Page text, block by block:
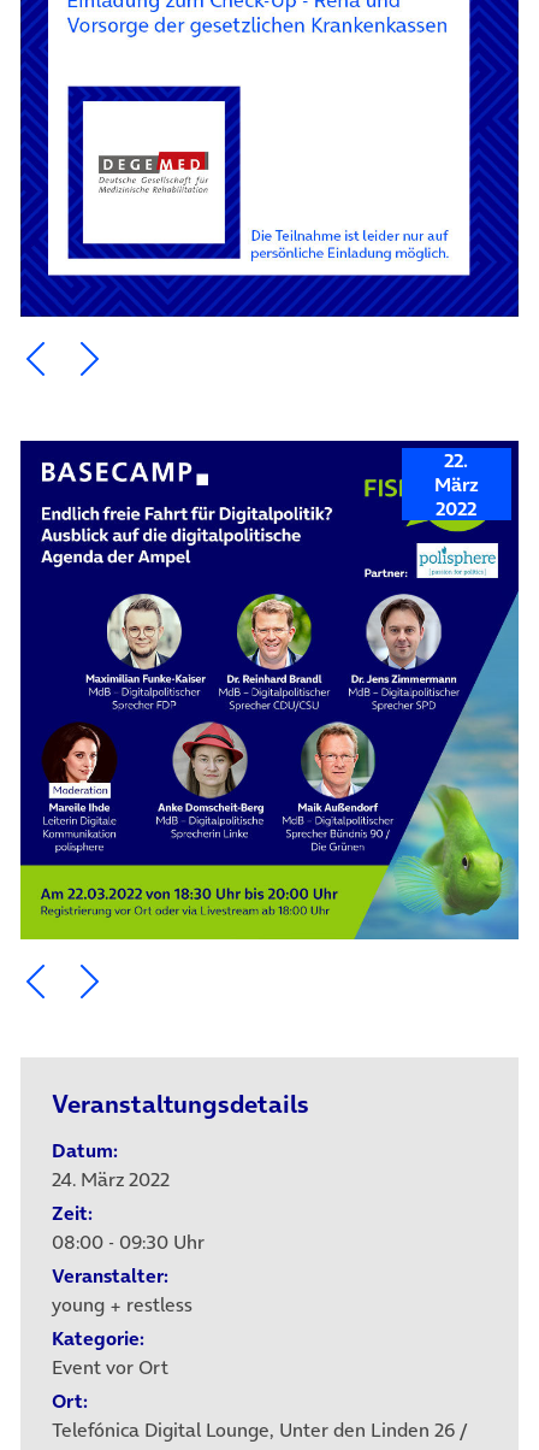
Ein Element zurück blättern
Ein Element weiter blättern
22.
März
2022
Ein Element zurück blättern
Ein Element weiter blättern
Veranstaltungsdetails
Datum:
24. März 2022
Zeit:
08:00 - 09:30 Uhr
Veranstalter:
young + restless
Kategorie:
Event vor Ort
Ort:
Telefónica Digital Lounge, Unter den Linden 26 /